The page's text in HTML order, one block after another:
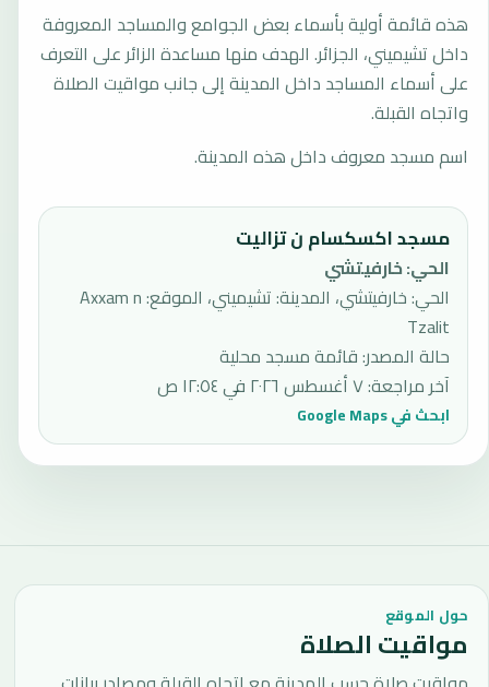
هذه قائمة أولية بأسماء بعض الجوامع والمساجد المعروفة
داخل تشيميني، الجزائر. الهدف منها مساعدة الزائر على التعرف
على أسماء المساجد داخل المدينة إلى جانب مواقيت الصلاة
واتجاه القبلة.
اسم مسجد معروف داخل هذه المدينة.
مسجد اكسكسام ن تزاليت
الحي:خارفيتشي
الحي: خارفيتشي، المدينة: تشيميني، الموقع: Axxam n
Tzalit
حالة المصدر:قائمة مسجد محلية
آخر مراجعة:٧ أغسطس ٢٠٢٦ في ١٢:٥٤ ص
ابحث في Google Maps
حول الموقع
مواقيت الصلاة